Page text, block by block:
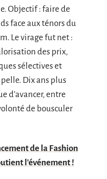
Objectif : faire de
face aux ténors du
Le virage fut net :
des prix,
sélectives et
Dix ans plus
d’avancer, entre
de bousculer
de la Fashion
l'événement !